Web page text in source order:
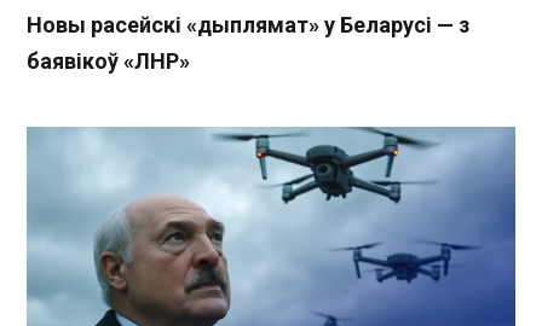
Новы расейскі «дыплямат» у Беларусі — з
баявікоў «ЛНР»